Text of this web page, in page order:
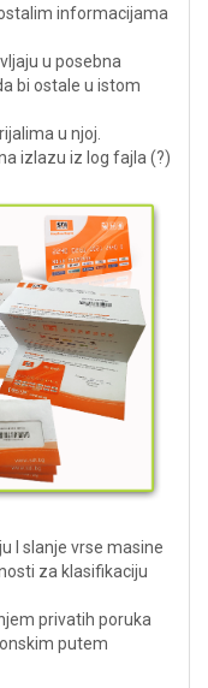
informacijama
u posebna
bi ostale u istom
u njoj.
izlazu iz log fajla (?)
I slanje vrse masine
za klasifikaciju
privatih poruka
putem